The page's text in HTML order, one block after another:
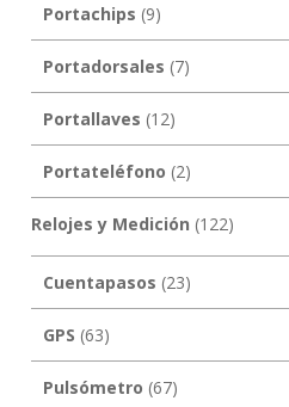
Portachips (9)
Portadorsales (7)
Portallaves (12)
Portateléfono (2)
Relojes y Medición (122)
Cuentapasos (23)
GPS (63)
Pulsómetro (67)